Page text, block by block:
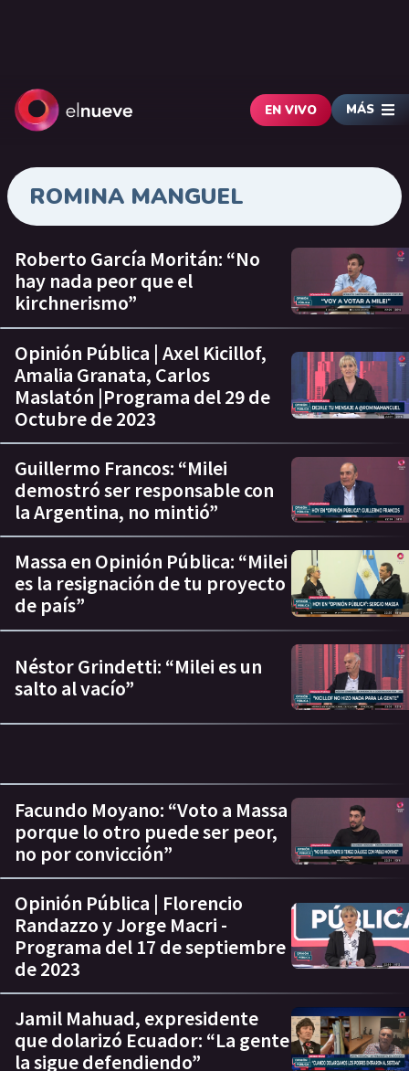
EN VIVO MÁS
ROMINA MANGUEL
Roberto García Moritán: “No
hay nada peor que el
kirchnerismo”
Opinión Pública | Axel Kicillof,
Amalia Granata, Carlos
Maslatón |Programa del 29 de
Octubre de 2023
Guillermo Francos: “Milei
demostró ser responsable con
la Argentina, no mintió”
Massa en Opinión Pública: “Milei
es la resignación de tu proyecto
de país”
Néstor Grindetti: “Milei es un
salto al vacío”
Facundo Moyano: “Voto a Massa
porque lo otro puede ser peor,
no por convicción”
Opinión Pública | Florencio
Randazzo y Jorge Macri -
Programa del 17 de septiembre
de 2023
Jamil Mahuad, expresidente
que dolarizó Ecuador: “La gente
la sigue defendiendo”